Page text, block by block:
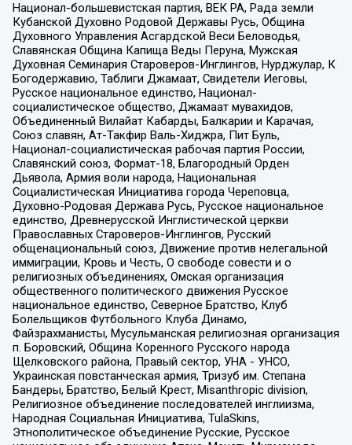
Национал-большевистская партия, ВЕК РА, Рада земли
Кубанской Духовно Родовой Державы Русь, Община
Духовного Управления Асгардской Веси Беловодья,
Славянская Община Капища Веды Перуна, Мужская
Духовная Семинария Староверов-Инглингов, Нурджулар, К
Богодержавию, Таблиги Джамаат, Свидетели Иеговы,
Русское национальное единство, Национал-
социалистическое общество, Джамаат мувахидов,
Объединенный Вилайат Кабарды, Балкарии и Карачая,
Союз славян, Ат-Такфир Валь-Хиджра, Пит Буль,
Национал-социалистическая рабочая партия России,
Славянский союз, Формат-18, Благородный Орден
Дьявола, Армия воли народа, Национальная
Социалистическая Инициатива города Череповца,
Духовно-Родовая Держава Русь, Русское национальное
единство, Древнерусской Инглистической церкви
Православных Староверов-Инглингов, Русский
общенациональный союз, Движение против нелегальной
иммиграции, Кровь и Честь, О свободе совести и о
религиозных объединениях, Омская организация
общественного политического движения Русское
национальное единство, Северное Братство, Клуб
Болельщиков Футбольного Клуба Динамо,
Файзрахманисты, Мусульманская религиозная организация
п. Боровский, Община Коренного Русского народа
Щелковского района, Правый сектор, УНА - УНСО,
Украинская повстанческая армия, Тризуб им. Степана
Бандеры, Братство, Белый Крест, Misanthropic division,
Религиозное объединение последователей инглиизма,
Народная Социальная Инициатива, TulaSkins,
Этнополитическое объединение Русские, Русское